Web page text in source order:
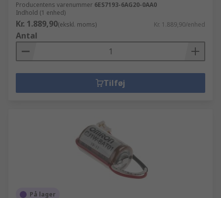
Producentens varenummer 6ES7193-6AG20-0AA0
Indhold (1 enhed)
Kr. 1.889,90(ekskl. moms) Kr. 1.889,90/enhed
Antal
Tilføj
På lager